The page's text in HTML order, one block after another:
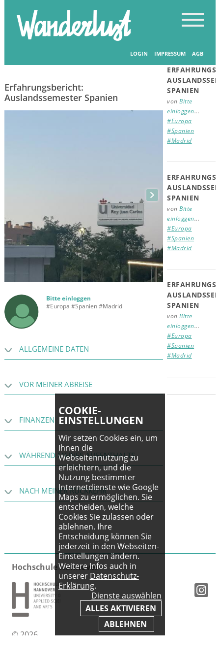
LOGIN IMPRESSUM AGB
Startseite - Erfahrungsberichte Erfahrungsberichte
Erfahrungsbericht:
Auslandssemester Spanien
Bitte einloggen
#Europa #Spanien #Madrid
ALLGEMEINE DATEN
VOR MEINER ABREISE
FINANZEN
WÄHREND MEINES AUFENTHALTS
NACH MEINER RÜCKKEHR
Beiträge
SPANIEN
vonBitte
einloggen...
#Europa
#Spanien
#Madrid
SPANIEN
vonBitte
einloggen...
#Europa
#Spanien
#Madrid
SPANIEN
vonBitte
einloggen...
#Europa
#Spanien
#Madrid
Hochschule Hannover
© 2026
COOKIE-
EINSTELLUNGEN
Wir setzen Cookies ein, um
Ihnen die
Webseitennutzung zu
erleichtern, und die
Nutzung bestimmter
Internetdienste wie Google
Maps zu ermöglichen. Sie
entscheiden, welche
Cookies Sie zulassen oder
ablehnen. Ihre
Entscheidung können Sie
jederzeit in den Webseiten-
Einstellungen ändern.
Weitere Infos auch in
unserer Datenschutz-
Erklärung.
Dienste auswählen
ALLES AKTIVIEREN
ABLEHNEN